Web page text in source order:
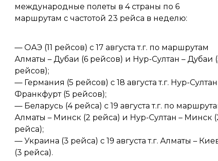
международные полеты в 4 страны по 6
маршрутам с частотой 23 рейса в неделю:
— ОАЭ (11 рейсов) с 17 августа т.г. по маршрутам
Алматы – Дубаи (6 рейсов) и Нур-Султан – Дубаи
рейсов);
— Германия (5 рейсов) с 18 августа т.г. Нур-Султан
Франкфурт (5 рейсов);
— Беларусь (4 рейса) с 19 августа т.г. по
Алматы – Минск (2 рейса) и Нур-Султан – Минск
рейса);
— Украина (3 рейса) с 19 августа т.г. Алматы –
(3 рейса).